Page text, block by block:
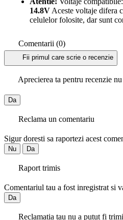
14.8V Aceste voltaje difera
celulelor folosite, dar sunt
Comentarii (0)
Fii primul care scrie o recenzie
Aprecierea ta pentru recenzie
Da
Reclama un comentariu
Sigur doresti sa raportezi acest
Nu Da
Raport trimis
Comentariul tau a fost inregistrat si
Da
Reclamatia tau nu a putut fi